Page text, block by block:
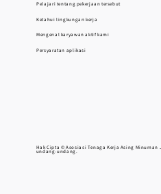
Pelajari tentang pekerjaan tersebut
Ketahui lingkungan kerja
Mengenal karyawan aktif kami
Persyaratan aplikasi
Hak Cipta © Asosiasi Tenaga Kerja Asing
undang-undang.